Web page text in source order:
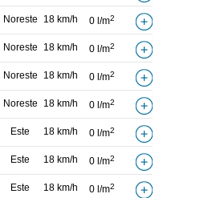
Noreste 18 km/h 0 l/m2
Noreste 18 km/h 0 l/m2
Noreste 18 km/h 0 l/m2
Noreste 18 km/h 0 l/m2
Este 18 km/h 0 l/m2
Este 18 km/h 0 l/m2
Este 18 km/h 0 l/m2